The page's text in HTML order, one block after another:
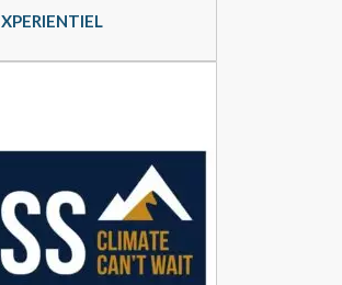
XPERIENTIEL